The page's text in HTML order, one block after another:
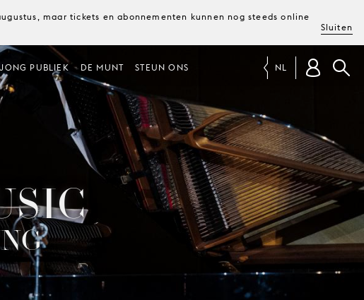
maar tickets en abonnementen kunnen nog steeds online
Sluiten
JONG PUBLIEK DE MUNT STEUN ONS NL